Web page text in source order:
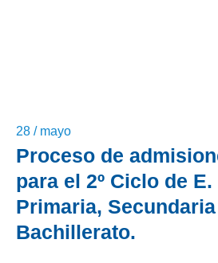
28 / mayo
Proceso de
para el 2º Ciclo de
Primaria,
Bachillerato.